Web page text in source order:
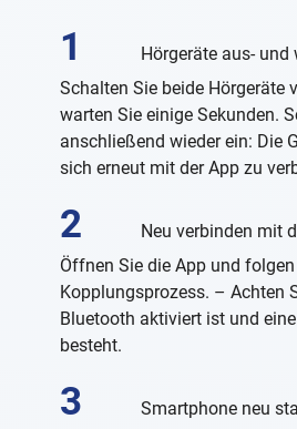
Hörgeräte aus- und
Schalten Sie beide Hörgeräte
warten Sie einige Sekunden.
anschließend wieder ein: Die
sich erneut mit der App zu
Neu verbinden mit
Öffnen Sie die App und
Kopplungsprozess. – Achten
Bluetooth aktiviert ist und
besteht.
Smartphone neu